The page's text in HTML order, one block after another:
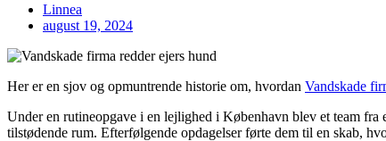
Linnea
august 19, 2024
Her er en sjov og opmuntrende historie om, hvordan Vandskade
Under en rutineopgave i en lejlighed i København blev et team
tilstødende rum. Efterfølgende opdagelser førte dem til en skab,